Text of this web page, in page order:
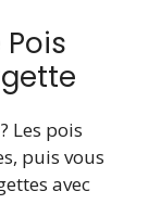
Pois
Les pois
puis vous
avec